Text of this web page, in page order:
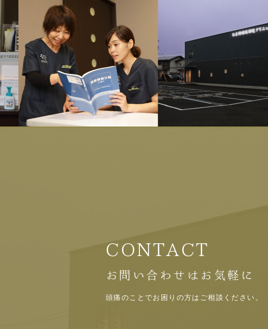
CONTACT
お問い合わせはお気軽に
頭痛のことでお困りの方はご相談ください。